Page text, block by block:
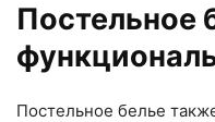
Постельное
Постельное белье